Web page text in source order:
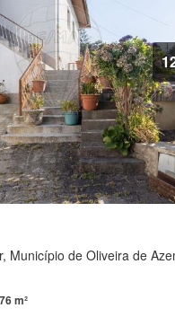
Município de Oliveira de
m²